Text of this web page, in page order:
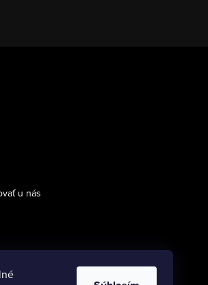
u nás